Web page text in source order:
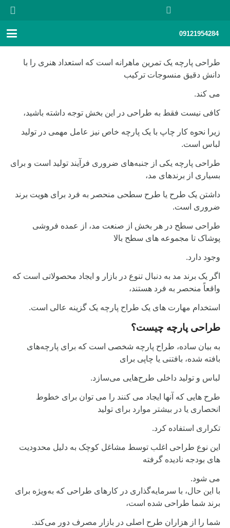
09121954284
طراحی پارچه یک تمرین ماهرانه است که استعداد هنری را با
دانش دقیق منسوجات ترکیب
می کند.
کافی نیست فقط به طراحی در این بخش توجه داشته باشید،
زیرا نحوه کار چاپ با یک پارچه خاص نیز عامل مهمی در تولید
لباس است.
طراحی پارچه یکی از جنبه‌های ضروری فرآیند تولید است و برای
بسیاری از برندهای مد،
داشتن یک طرح یا طرح سطحی منحصر به فرد برای هویت برند
ضروری است.
طراحی سطح در هر بخش از صنعت مد، از عمده فروشی
پوشاک تا مجموعه های سطح بالا
وجود دارد.
اگر یک برند مد به دنبال تنوع در بازار و ایجاد محصولاتی است که
واقعاً منحصر به فرد هستند،
استخدام مهارت های یک طراح پارچه یک گزینه عالی است.
طراحی پارچه چیست؟
به بیان ساده، طراح پارچه شخصی است که برای پارچه‌های
بافته شده، بافتنی یا چاپی برای
لباس و تولید داخلی طرح‌هایی می‌سازد.
طرح هایی که آنها ایجاد می کنند را می توان برای خطوط
انحصاری یا در بیشتر موارد برای تولید
تکراری استفاده کرد.
این نوع طراحی اغلب توسط مشاغل کوچک به دلیل محدودیت
های بودجه نادیده گرفته
می شود.
با این حال، با سرمایه‌گذاری در کارهای طراحی که به‌ویژه برای
برند شما طراحی شده است،
شما را از هزاران طرح اصلی در بازار مصرف دور می‌کند.